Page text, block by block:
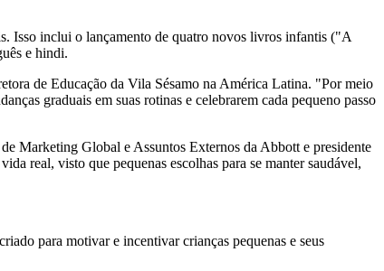
Isso inclui o lançamento de quatro novos livros infantis ("A
e hindi.
de Educação da Vila Sésamo na América Latina. "Por meio
graduais em suas rotinas e celebrarem cada pequeno passo
Marketing Global e Assuntos Externos da Abbott e presidente
real, visto que pequenas escolhas para se manter saudável,
para motivar e incentivar crianças pequenas e seus